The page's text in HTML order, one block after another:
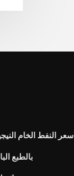
سعر النفط الخام
بالطبع